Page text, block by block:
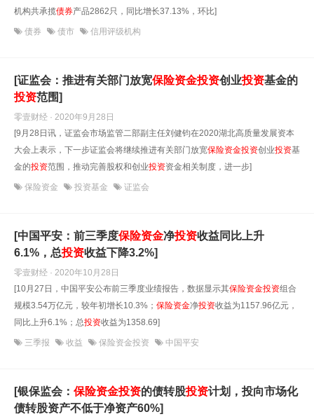
机构共承揽债券产品2862只，同比增长37.13%，环比]
债券 债市 信用评级机构
[证监会：推进有关部门放宽保险资金投资创业投资基金的
投资范围]
零壹财经 · 2020年9月28日
[9月28日讯，证监会市场监管二部副主任刘健钧在2020湖北高质量发展资本
大会上表示，下一步证监会将继续推进有关部门放宽保险资金投资创业投资基
金的投资范围，推动完善股权和创业投资资金相关制度，进一步]
保险资金 投资基金 证监会
[中国平安：前三季度保险资金净投资收益同比上升
6.1%，总投资收益下降3.2%]
零壹财经 · 2020年10月28日
[10月27日，中国平安公布前三季度业绩报告，数据显示其保险资金投资组合
规模3.54万亿元，较年初增长10.3%； 保险资金净投资收益为1157.96亿元，
同比上升6.1%；总投资收益为1358.69]
三季报 收益 保险资金投资 中国平安
[银保监会： 保险资金投资的债转股投资计划，投向市场化
债转股资产不低于净资产60%]